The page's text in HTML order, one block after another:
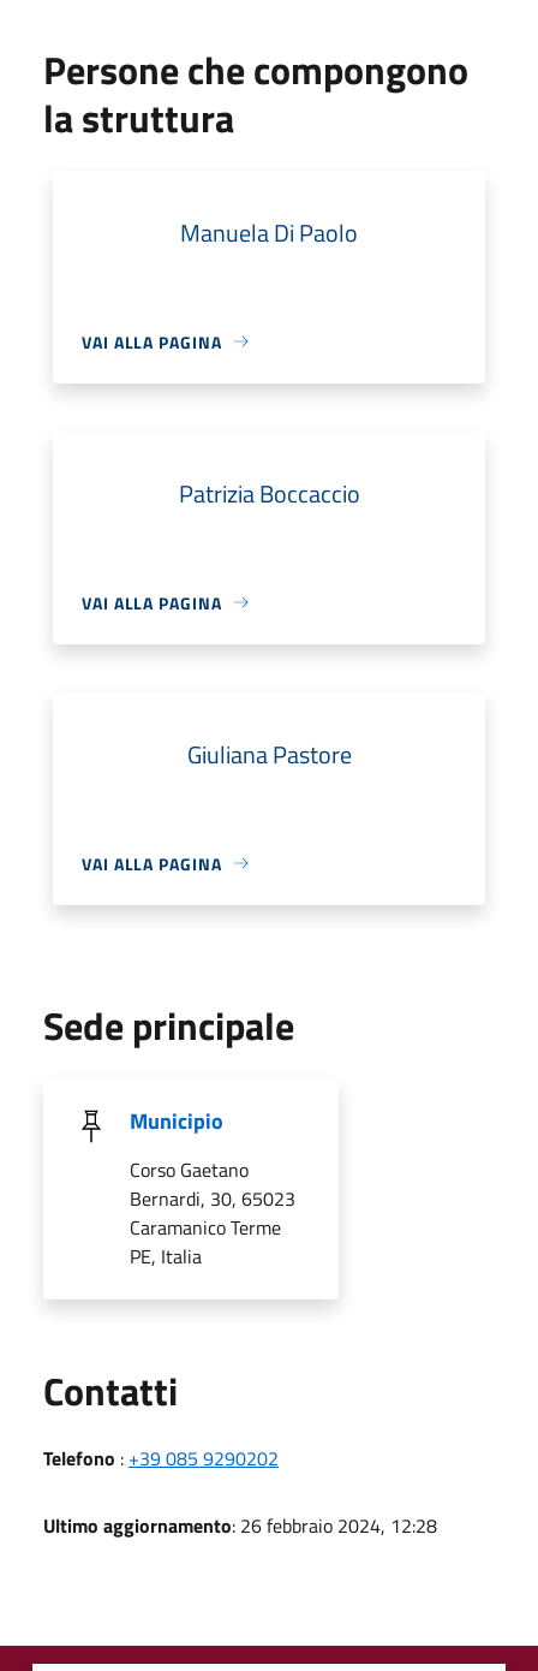
Persone che compongono
la struttura
Manuela Di Paolo
VAI ALLA PAGINA
Patrizia Boccaccio
VAI ALLA PAGINA
Giuliana Pastore
VAI ALLA PAGINA
Sede principale
Municipio
Corso Gaetano
Bernardi, 30, 65023
Caramanico Terme
PE, Italia
Contatti
Telefono : +39 085 9290202
Ultimo aggiornamento: 26 febbraio 2024, 12:28